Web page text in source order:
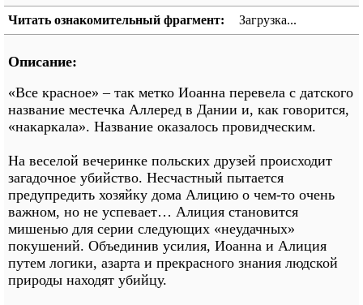
Читать ознакомительный фрагмент: Загрузка...
Описание:
«Все красное» – так метко Иоанна перевела с датского
название местечка Аллеред в Дании и, как говорится,
«накаркала». Название оказалось провидческим.
На веселой вечеринке польских друзей происходит
загадочное убийство. Несчастный пытается
предупредить хозяйку дома Алицию о чем-то очень
важном, но не успевает… Алиция становится
мишенью для серии следующих «неудачных»
покушений. Объединив усилия, Иоанна и Алиция
путем логики, азарта и прекрасного знания людской
природы находят убийцу.